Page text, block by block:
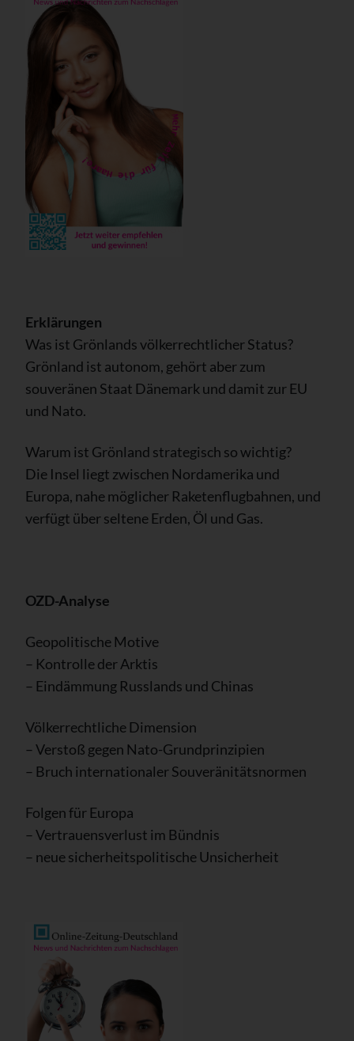
Erklärungen
Was ist Grönlands völkerrechtlicher Status?
Grönland ist autonom, gehört aber zum
souveränen Staat Dänemark und damit zur EU
und Nato.
Warum ist Grönland strategisch so wichtig?
Die Insel liegt zwischen Nordamerika und
Europa, nahe möglicher Raketenflugbahnen, und
verfügt über seltene Erden, Öl und Gas.
OZD-Analyse
Geopolitische Motive
– Kontrolle der Arktis
– Eindämmung Russlands und Chinas
Völkerrechtliche Dimension
– Verstoß gegen Nato-Grundprinzipien
– Bruch internationaler Souveränitätsnormen
Folgen für Europa
– Vertrauensverlust im Bündnis
– neue sicherheitspolitische Unsicherheit